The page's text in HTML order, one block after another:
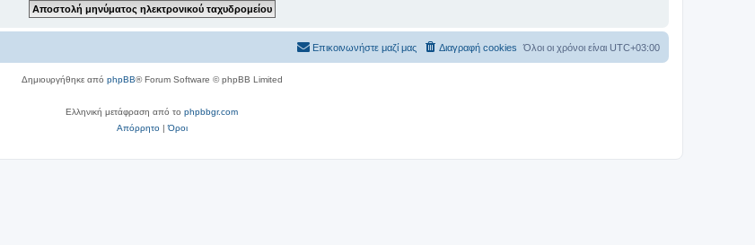
Όλοι οι χρόνοι είναι UTC+03:00
Διαγραφή cookies
Επικοινωνήστε μαζί μας
Δημιουργήθηκε από phpBB® Forum Software © phpBB Limited
Ελληνική μετάφραση από το phpbbgr.com
Απόρρητο|Όροι